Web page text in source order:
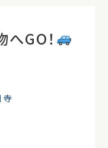
GO！
寺